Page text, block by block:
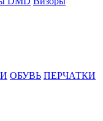
ОБУВЬ ПЕРЧАТКИ